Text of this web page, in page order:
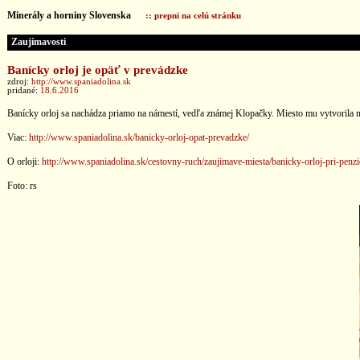
Minerály a horniny Slovenska :: prepni na celú stránku
Zaujímavosti
Banícky orloj je opäť v prevádzke
zdroj: http://www.spaniadolina.sk
pridané: 18.6.2016
Banícky orloj sa nachádza priamo na námestí, vedľa známej Klopačky. Miesto mu
Viac: http://www.spaniadolina.sk/banicky-orloj-opat-prevadzke/
O orloji: http://www.spaniadolina.sk/cestovny-ruch/zaujimave-miesta/banicky-orloj-pri-
Foto: rs